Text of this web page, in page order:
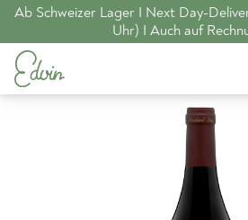
Ab Schweizer Lager I Next Day-
Uhr) I Auch auf